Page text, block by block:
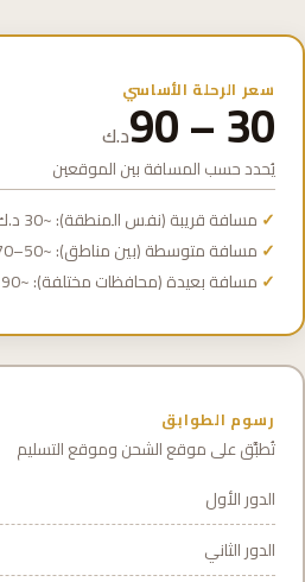
سعر الرحلة الأساسي
30 – 90 د.ك
يُحدد حسب المسافة بين الموقعين
مسافة قريبة (نفس المنطقة): ~30 د.ك
مسافة متوسطة (بين مناطق): ~50–70 د.ك
مسافة بعيدة (محافظات مختلفة): ~90 د.ك
رسوم الطوابق
تُطبَّق على موقع الشحن وموقع التسليم
الدور الأول
الدور الثاني